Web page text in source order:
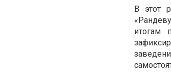
В этот
итогам